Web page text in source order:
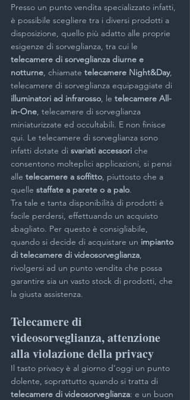
Presso un punto vendita specializzato infatti,
è possibile scegliere tra i diversi prodotti a
disposizione, quello più adatto alle proprie
esigenze di sorveglianza, tra cui le
telecamere di sorveglianza diurne e
notturne, chiamate telecamere Night&Day,
telecamere di sorveglianza equipaggiate di
illuminatori ad infrarosso, le telecamere All-
in-One, telecamere di sorveglianza
miniaturizzate ed occultabili. E non finisce
qui. Le telecamere di sorveglianza sono
infatti dotate di svariati accessori che
consentono molteplici applicazioni, si pensi
alle telecamere a soffitto, piuttosto che a
quelle staffate a parete o a palo.
Tra tale e tanta disponibilità di prodotti è
facile perdersi, effettuando un acquisto
sbagliato. Per questo è consigliabile,
quando si decide di acquistare un impianto
di telecamere di videosorveglianza,
rivolgersi ad un punto vendita che possa
garantire sia un vasto stock di prodotti, che
la giusta assistenza.
Telecamere di
videosorveglianza, attenzione
alla violazione della privacy
Il tasto privacy è al giorno d’oggi un punto
dolente, soprattutto quando si tratta di
telecamere di videosorveglianza: e un buon